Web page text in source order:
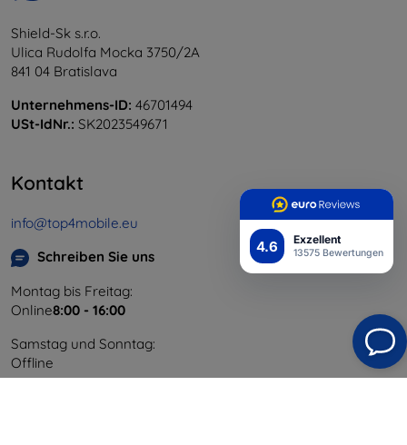
4.6 Exzellent
13575 Bewertungen
Shield-Sk s.r.o.
Ulica Rudolfa Mocka 3750/2A
841 04 Bratislava
Unternehmens-ID: 46701494
USt-IdNr.: SK2023549671
Kontakt
info@top4mobile.eu
Schreiben Sie uns
Montag bis Freitag:
Online8:00 - 16:00
Samstag und Sonntag:
Offline